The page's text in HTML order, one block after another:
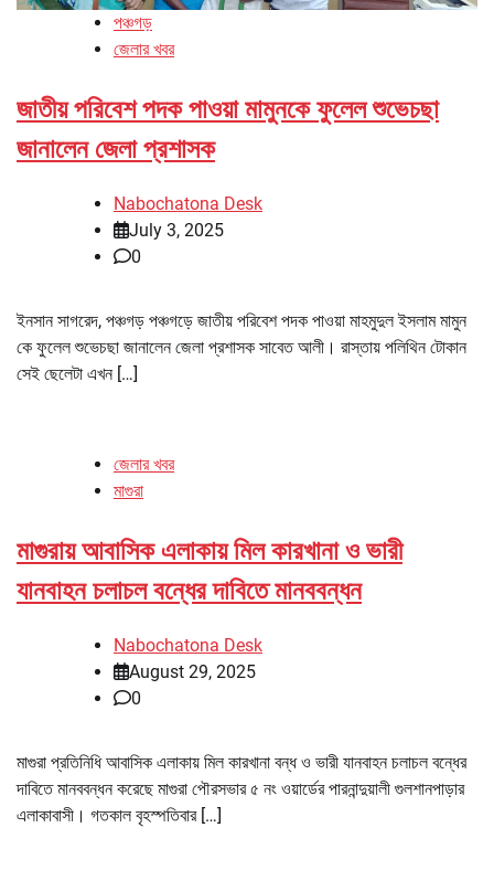
পঞ্চগড়
জেলার খবর
জাতীয় পরিবেশ পদক পাওয়া মামুনকে ফুলেল শুভেচছা
জানালেন জেলা প্রশাসক
Nabochatona Desk
July 3, 2025
0
ইনসান সাগরেদ, পঞ্চগড় পঞ্চগড়ে জাতীয় পরিবেশ পদক পাওয়া মাহমুদুল ইসলাম মামুন
কে ফুলেল শুভেচছা জানালেন জেলা প্রশাসক সাবেত আলী। রাস্তায় পলিথিন টোকান
সেই ছেলেটা এখন […]
জেলার খবর
মাগুরা
মাগুরায় আবাসিক এলাকায় মিল কারখানা ও ভারী
যানবাহন চলাচল বন্ধের দাবিতে মানববন্ধন
Nabochatona Desk
August 29, 2025
0
মাগুরা প্রতিনিধি আবাসিক এলাকায় মিল কারখানা বন্ধ ও ভারী যানবাহন চলাচল বন্ধের
দাবিতে মানববন্ধন করেছে মাগুরা পৌরসভার ৫ নং ওয়ার্ডের পারনান্দুয়ালী গুলশানপাড়ার
এলাকাবাসী। গতকাল বৃহস্পতিবার […]